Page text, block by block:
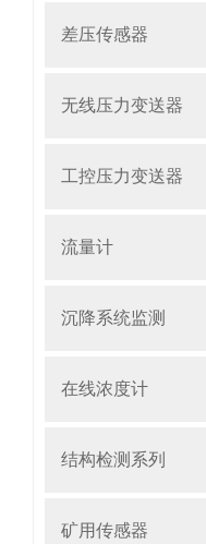
差压传感器
无线压力变送器
工控压力变送器
流量计
沉降系统监测
在线浓度计
结构检测系列
矿用传感器